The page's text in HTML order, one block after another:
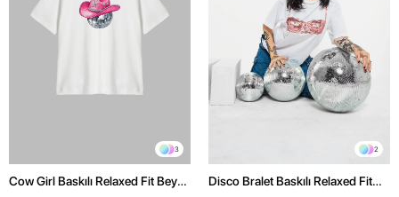
3
Cow Girl Baskılı Relaxed Fit Beyaz
2
Disco Bralet Baskılı Relaxed Fit